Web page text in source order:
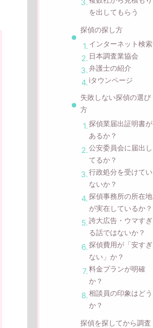
を出してもらう
探偵の探し方
インターネット検索
日本調査業協会
弁護士の紹介
iタウンページ
失敗しない探偵の選び
方
探偵業届出証明書が
あるか？
公安委員会に届出し
てるか？
行政処分を受けてい
ないか？
探偵事務所の所在地
が実在しているか？
誇大広告・ウマすぎ
る話ではないか？
探偵費用が「安すぎ
ない」か？
料金プランが明確
か？
相談員の印象はどう
か？
探偵を探してから調査